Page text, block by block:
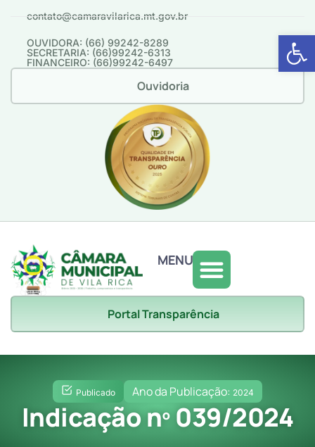
Abrir
contato@camaravilarica.mt.gov.br
OUVIDORA: (66) 99242-8289
SECRETARIA: (66)99242-6313
FINANCEIRO: (66)99242-6497
Ouvidoria
MENU
Portal Transparência
Publicado Ano da Publicação: 2024
Indicação nº 039/2024